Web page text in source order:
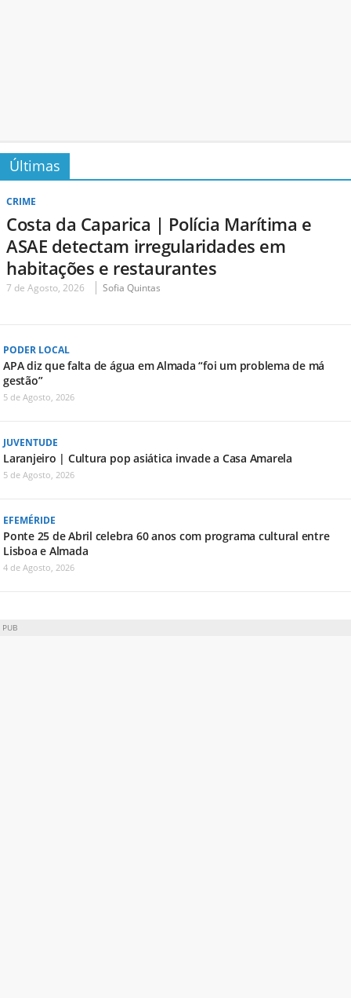
Últimas
CRIME
Costa da Caparica | Polícia Marítima e
ASAE detectam irregularidades em
habitações e restaurantes
7 de Agosto, 2026 Sofia Quintas
PODER LOCAL
APA diz que falta de água em Almada “foi um problema de má
gestão”
5 de Agosto, 2026
JUVENTUDE
Laranjeiro | Cultura pop asiática invade a Casa Amarela
5 de Agosto, 2026
EFEMÉRIDE
Ponte 25 de Abril celebra 60 anos com programa cultural entre
Lisboa e Almada
4 de Agosto, 2026
PUB